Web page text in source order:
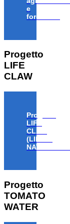
e
forestale”
Progetto
LIFE
CLAW
Progetto
LIFE
CLAW
(LIFE18
NAT/IT/
Progetto
TOMATO
WATER